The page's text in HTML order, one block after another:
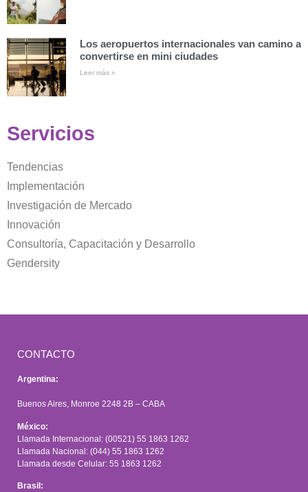
Los aeropuertos internacionales van camino a
convertirse en mini ciudades
Leer más »
Servicios
Tendencias
Implementación
Investigación de Mercado
Innovación
Consultoría, Capacitación y Desarrollo
Gendersity
CONTACTO
Argentina:
Buenos Aires, Monroe 2248 2B – CABA
México:
Llamada Internacional: (00521) 55 1863 1262
Llamada Nacional: (044) 55 1863 1262
Llamada desde Celular: 55 1863 1262
Brasil: